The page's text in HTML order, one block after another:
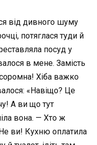
від дивного шуму
потяглася туди й
посуд у
в мене. Замість
Хіба важко
«Навіщо? Це
А ви що тут
вона. — Хто ж
ви! Кухню оплатила